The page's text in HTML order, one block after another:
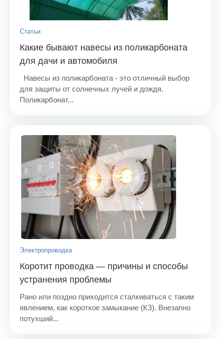
Статьи
Какие бывают навесы из поликарбоната
для дачи и автомобиля
Навесы из поликарбоната - это отличный выбор
для защиты от солнечных лучей и дождя.
Поликарбонат...
Электропроводка
Коротит проводка — причины и способы
устранения проблемы
Рано или поздно приходится сталкиваться с таким
явлением, как короткое замыкание (КЗ). Внезапно
потухший...